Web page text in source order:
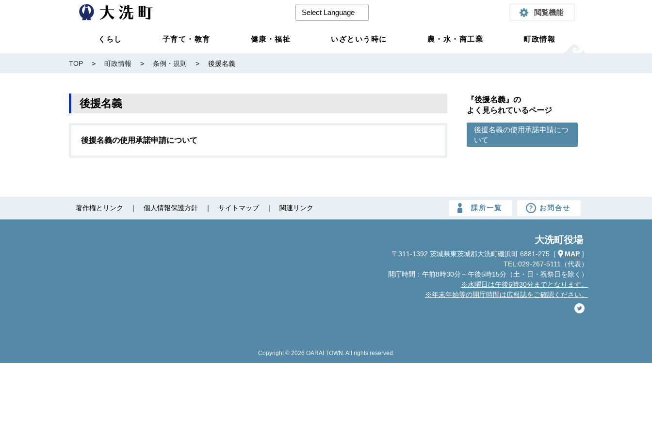
閲覧機能
くらし 子育て・教育 健康・福祉 いざという時に 農・水・商工業 町政情報
TOP > 町政情報 > 条例・規則 > 後援名義
後援名義
後援名義の使用承諾申請について
『後援名義』の
よく見られているページ
後援名義の使用承諾申請につ
いて
著作権とリンク 個人情報保護方針 サイトマップ 関連リンク 課所一覧 お問合せ
大洗町役場
〒311-1392 茨城県東茨城郡大洗町磯浜町 6881-275 ［ MAP ］
TEL:029-267-5111（代表）
開庁時間：午前8時30分～午後5時15分 （土・日・祝祭日を除く）
※水曜日は午後6時30分までとなります。
※年末年始等の開庁時間は広報誌をご確認ください。
Copyright © 2026 OARAI TOWN. All rights reserved.